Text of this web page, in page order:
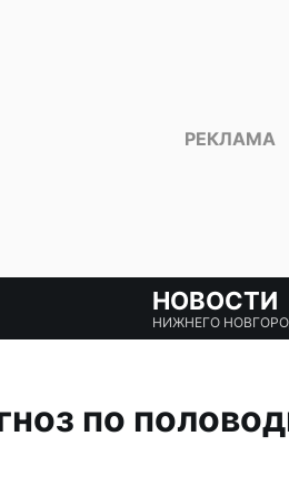
НОВОСТИ
НИЖНЕГО
по